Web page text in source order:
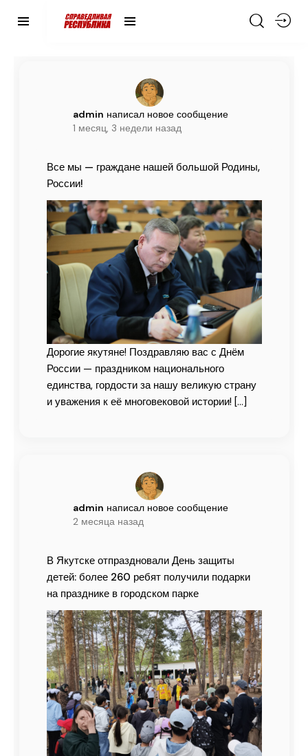
admin написал новое сообщение
1 месяц, 3 недели назад
Все мы — граждане нашей большой Родины,
России!
Дорогие якутяне! Поздравляю вас с Днём
России — праздником национального
единства, гордости за нашу великую страну
и уважения к её многовековой истории! […]
admin написал новое сообщение
2 месяца назад
В Якутске отпраздновали День защиты
детей: более 260 ребят получили подарки
на празднике в городском парке